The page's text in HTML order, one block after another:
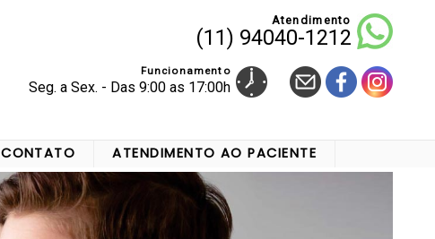
Atendimento
(11) 94040-1212
Funcionamento
Seg. a Sex. - Das 9:00 as 17:00h
CONTATO ATENDIMENTO AO PACIENTE